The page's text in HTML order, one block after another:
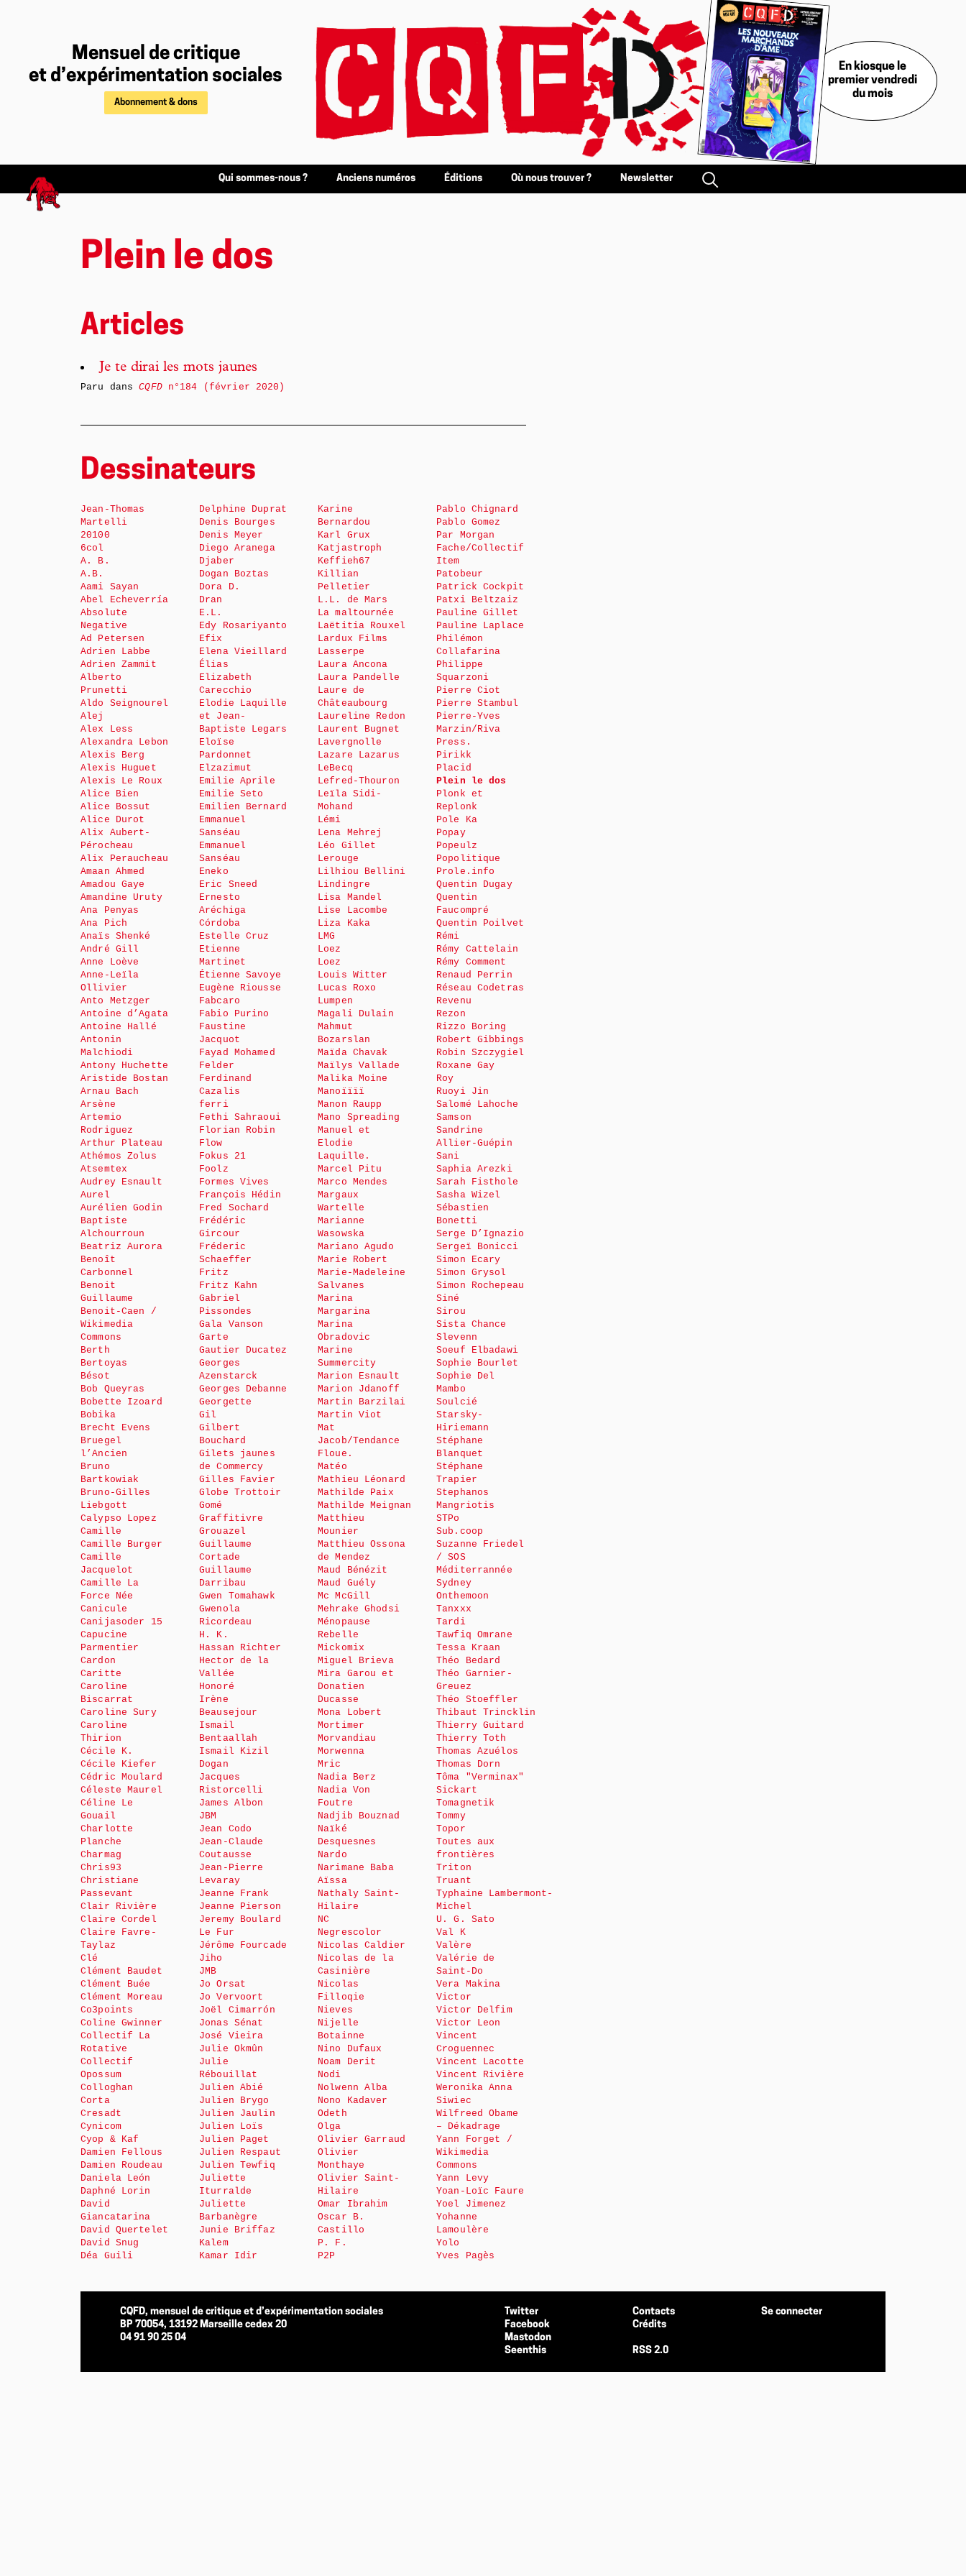
Mensuel de critique
et d’expérimentation sociales
Abonnement & dons
En kiosque le
premier vendredi
du mois
Qui sommes-nous ? Anciens numéros Éditions Où nous trouver ? Newsletter
Plein le dos
Articles
Je te dirai les mots jaunes
Paru dansCQFDn°184 (février 2020)
Dessinateurs
Jean-Thomas
Martelli
20100
6col
A. B.
A.B.
Aami Sayan
Abel Echeverría
Absolute
Negative
Ad Petersen
Adrien Labbe
Adrien Zammit
Alberto
Prunetti
Aldo Seignourel
Alej
Alex Less
Alexandra Lebon
Alexis Berg
Alexis Huguet
Alexis Le Roux
Alice Bien
Alice Bossut
Alice Durot
Alix Aubert-
Pérocheau
Alix Peraucheau
Amaan Ahmed
Amadou Gaye
Amandine Uruty
Ana Penyas
Ana Pich
Anaïs Shenké
André Gill
Anne Loève
Anne-Leïla
Ollivier
Anto Metzger
Antoine d’Agata
Antoine Hallé
Antonin
Malchiodi
Antony Huchette
Aristide Bostan
Arnau Bach
Arsène
Artemio
Rodriguez
Arthur Plateau
Athémos Zolus
Atsemtex
Audrey Esnault
Aurel
Aurélien Godin
Baptiste
Alchourroun
Beatriz Aurora
Benoît
Carbonnel
Benoit
Guillaume
Benoit-Caen /
Wikimedia
Commons
Berth
Bertoyas
Bésot
Bob Queyras
Bobette Izoard
Bobika
Brecht Evens
Bruegel
l’Ancien
Bruno
Bartkowiak
Bruno-Gilles
Liebgott
Calypso Lopez
Camille
Camille Burger
Camille
Jacquelot
Camille La
Force Née
Canicule
Canijasoder 15
Capucine
Parmentier
Cardon
Caritte
Caroline
Biscarrat
Caroline Sury
Caroline
Thirion
Cécile K.
Cécile Kiefer
Cédric Moulard
Céleste Maurel
Céline Le
Gouail
Charlotte
Planche
Charmag
Chris93
Christiane
Passevant
Clair Rivière
Claire Cordel
Claire Favre-
Taylaz
Clé
Clément Baudet
Clément Buée
Clément Moreau
Co3points
Coline Gwinner
Collectif La
Rotative
Collectif
Opossum
Colloghan
Corta
Cresadt
Cynicom
Cyop & Kaf
Damien Fellous
Damien Roudeau
Daniela León
Daphné Lorin
David
Giancatarina
David Quertelet
David Snug
Déa Guili
Delphine Duprat
Denis Bourges
Denis Meyer
Diego Aranega
Djaber
Dogan Boztas
Dora D.
Dran
E.L.
Edy Rosariyanto
Efix
Elena Vieillard
Élias
Elizabeth
Carecchio
Elodie Laquille
et Jean-
Baptiste Legars
Eloïse
Pardonnet
Elzazimut
Emilie Aprile
Emilie Seto
Emilien Bernard
Emmanuel
Sanséau
Emmanuel
Sanséau
Eneko
Eric Sneed
Ernesto
Aréchiga
Córdoba
Estelle Cruz
Etienne
Martinet
Étienne Savoye
Eugène Riousse
Fabcaro
Fabio Purino
Faustine
Jacquot
Fayad Mohamed
Felder
Ferdinand
Cazalis
ferri
Fethi Sahraoui
Florian Robin
Flow
Fokus 21
Foolz
Formes Vives
François Hédin
Fred Sochard
Frédéric
Gircour
Fréderic
Schaeffer
Fritz
Fritz Kahn
Gabriel
Pissondes
Gala Vanson
Garte
Gautier Ducatez
Georges
Azenstarck
Georges Debanne
Georgette
Gil
Gilbert
Bouchard
Gilets jaunes
de Commercy
Gilles Favier
Globe Trottoir
Gomé
Graffitivre
Grouazel
Guillaume
Cortade
Guillaume
Darribau
Gwen Tomahawk
Gwenola
Ricordeau
H. K.
Hassan Richter
Hector de la
Vallée
Honoré
Irène
Beausejour
Ismail
Bentaallah
Ismail Kizil
Dogan
Jacques
Ristorcelli
James Albon
JBM
Jean Codo
Jean-Claude
Coutausse
Jean-Pierre
Levaray
Jeanne Frank
Jeanne Pierson
Jeremy Boulard
Le Fur
Jérôme Fourcade
Jiho
JMB
Jo Orsat
Jo Vervoort
Joël Cimarrón
Jonas Sénat
José Vieira
Julie Okmûn
Julie
Rébouillat
Julien Abié
Julien Brygo
Julien Jaulin
Julien Loïs
Julien Paget
Julien Respaut
Julien Tewfiq
Juliette
Iturralde
Juliette
Barbanègre
Junie Briffaz
Kalem
Kamar Idir
Karine
Bernardou
Karl Grux
Katjastroph
Keffieh67
Killian
Pelletier
L.L. de Mars
La maltournée
Laëtitia Rouxel
Lardux Films
Lasserpe
Laura Ancona
Laura Pandelle
Laure de
Châteaubourg
Laureline Redon
Laurent Bugnet
Lavergnolle
Lazare Lazarus
LeBecq
Lefred-Thouron
Leïla Sidi-
Mohand
Lémi
Lena Mehrej
Léo Gillet
Lerouge
Lilhiou Bellini
Lindingre
Lisa Mandel
Lise Lacombe
Liza Kaka
LMG
Loez
Loez
Louis Witter
Lucas Roxo
Lumpen
Magali Dulain
Mahmut
Bozarslan
Maïda Chavak
Maïlys Vallade
Malika Moine
Manoïïïï
Manon Raupp
Mano Spreading
Manuel et
Elodie
Laquille.
Marcel Pitu
Marco Mendes
Margaux
Wartelle
Marianne
Wasowska
Mariano Agudo
Marie Robert
Marie-Madeleine
Salvanes
Marina
Margarina
Marina
Obradovic
Marine
Summercity
Marion Esnault
Marion Jdanoff
Martin Barzilai
Martin Viot
Mat
Jacob/Tendance
Floue.
Matéo
Mathieu Léonard
Mathilde Paix
Mathilde Meignan
Matthieu
Mounier
Matthieu Ossona
de Mendez
Maud Bénézit
Maud Guély
Mc McGill
Mehrake Ghodsi
Ménopause
Rebelle
Mickomix
Miguel Brieva
Mira Garou et
Donatien
Ducasse
Mona Lobert
Mortimer
Morvandiau
Morwenna
Mric
Nadia Berz
Nadia Von
Foutre
Nadjib Bouznad
Naïké
Desquesnes
Nardo
Narimane Baba
Aïssa
Nathaly Saint-
Hilaire
NC
Negrescolor
Nicolas Caldier
Nicolas de la
Casinière
Nicolas
Filloqie
Nieves
Nijelle
Botainne
Nino Dufaux
Noam Derit
Nodi
Nolwenn Alba
Nono Kadaver
Odeth
Olga
Olivier Garraud
Olivier
Monthaye
Olivier Saint-
Hilaire
Omar Ibrahim
Oscar B.
Castillo
P. F.
P2P
Pablo Chignard
Pablo Gomez
Par Morgan
Fache/Collectif
Item
Patobeur
Patrick Cockpit
Patxi Beltzaiz
Pauline Gillet
Pauline Laplace
Philémon
Collafarina
Philippe
Squarzoni
Pierre Ciot
Pierre Stambul
Pierre-Yves
Marzin/Riva
Press.
Pirikk
Placid
Plein le dos
Plonk et
Replonk
Pole Ka
Popay
Popeulz
Popolitique
Prole.info
Quentin Dugay
Quentin
Faucompré
Quentin Poilvet
Rémi
Rémy Cattelain
Rémy Comment
Renaud Perrin
Réseau Codetras
Revenu
Rezon
Rizzo Boring
Robert Gibbings
Robin Szczygiel
Roxane Gay
Roy
Ruoyi Jin
Salomé Lahoche
Samson
Sandrine
Allier-Guépin
Sani
Saphia Arezki
Sarah Fisthole
Sasha Wizel
Sébastien
Bonetti
Serge D’Ignazio
Sergeï Bonicci
Simon Ecary
Simon Grysol
Simon Rochepeau
Siné
Sirou
Sista Chance
Slevenn
Soeuf Elbadawi
Sophie Bourlet
Sophie Del
Mambo
Soulcié
Starsky-
Hiriemann
Stéphane
Blanquet
Stéphane
Trapier
Stephanos
Mangriotis
STPo
Sub.coop
Suzanne Friedel
/ SOS
Méditerrannée
Sydney
Onthemoon
Tanxxx
Tardi
Tawfiq Omrane
Tessa Kraan
Théo Bedard
Théo Garnier-
Greuez
Théo Stoeffler
Thibaut Trincklin
Thierry Guitard
Thierry Toth
Thomas Azuélos
Thomas Dorn
Tôma "Verminax"
Sickart
Tomagnetik
Tommy
Topor
Toutes aux
frontières
Triton
Truant
Typhaine Lambermont-
Michel
U. G. Sato
Val K
Valère
Valérie de
Saint-Do
Vera Makina
Victor
Victor Delfim
Victor Leon
Vincent
Croguennec
Vincent Lacotte
Vincent Rivière
Weronika Anna
Siwiec
Wilfreed Obame
– Dékadrage
Yann Forget /
Wikimedia
Commons
Yann Levy
Yoan-Loïc Faure
Yoel Jimenez
Yohanne
Lamoulère
Yolo
Yves Pagès
CQFD, mensuel de critique et d’expérimentation sociales
BP 70054, 13192 Marseille cedex 20
04 91 90 25 04
Twitter
Facebook
Mastodon
Seenthis
Contacts
Crédits
RSS 2.0
Se connecter